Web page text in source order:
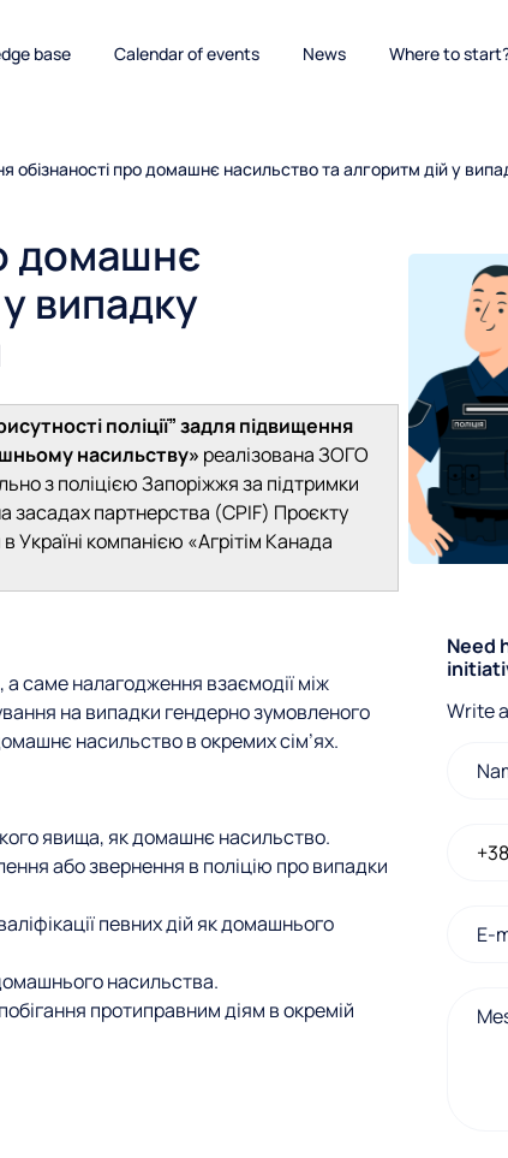
base Calendar of events News Where to
обізнаності про домашнє насильство та алгоритм дій у
домашнє
випадку
поліції”задля підвищення
насильству» реалізована ЗОГО
з поліцією Запоріжжя за підтримки
засадах партнерства (CPIF) Проєкту
Україні компанією «Агрітім Канада
а саме налагодження взаємодії між
на випадки гендерно зумовленого
насильство в окремих сім’ях.
явища, як домашнє насильство.
або звернення в поліцію про випадки
певних дій як домашнього
насильства.
протиправним діям в окремій
Q
u
i
Need
Write